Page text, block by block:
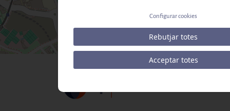
|© contributors
Configurar cookies
Rebutjar totes
Acceptar totes